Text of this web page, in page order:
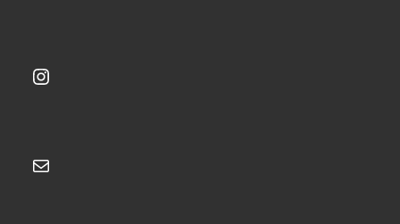
Instagram
メール